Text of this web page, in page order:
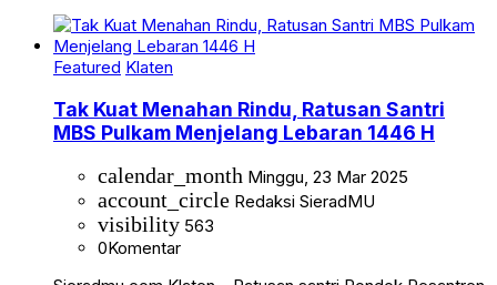
Featured Klaten
Tak Kuat Menahan Rindu, Ratusan Santri
MBS Pulkam Menjelang Lebaran 1446 H
calendar_month Minggu, 23 Mar 2025
account_circle Redaksi SieradMU
visibility 563
0Komentar